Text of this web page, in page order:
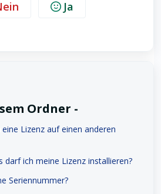
Ja
Ordner -
Lizenz auf einen anderen
darf ich meine Lizenz installieren?
Seriennummer?